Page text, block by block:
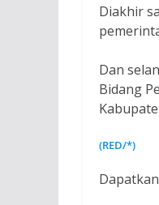
Diakhir
Dan
Bidang
(RED/*)